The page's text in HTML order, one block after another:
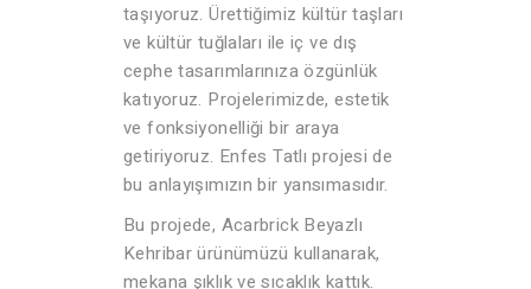
taşıyoruz. Ürettiğimiz kültür taşları
ve kültür tuğlaları ile iç ve dış
cephe tasarımlarınıza özgünlük
katıyoruz. Projelerimizde, estetik
ve fonksiyonelliği bir araya
getiriyoruz. Enfes Tatlı projesi de
bu anlayışımızın bir yansımasıdır.
Bu projede, Acarbrick Beyazlı
Kehribar ürünümüzü kullanarak,
mekana şıklık ve sıcaklık kattık.